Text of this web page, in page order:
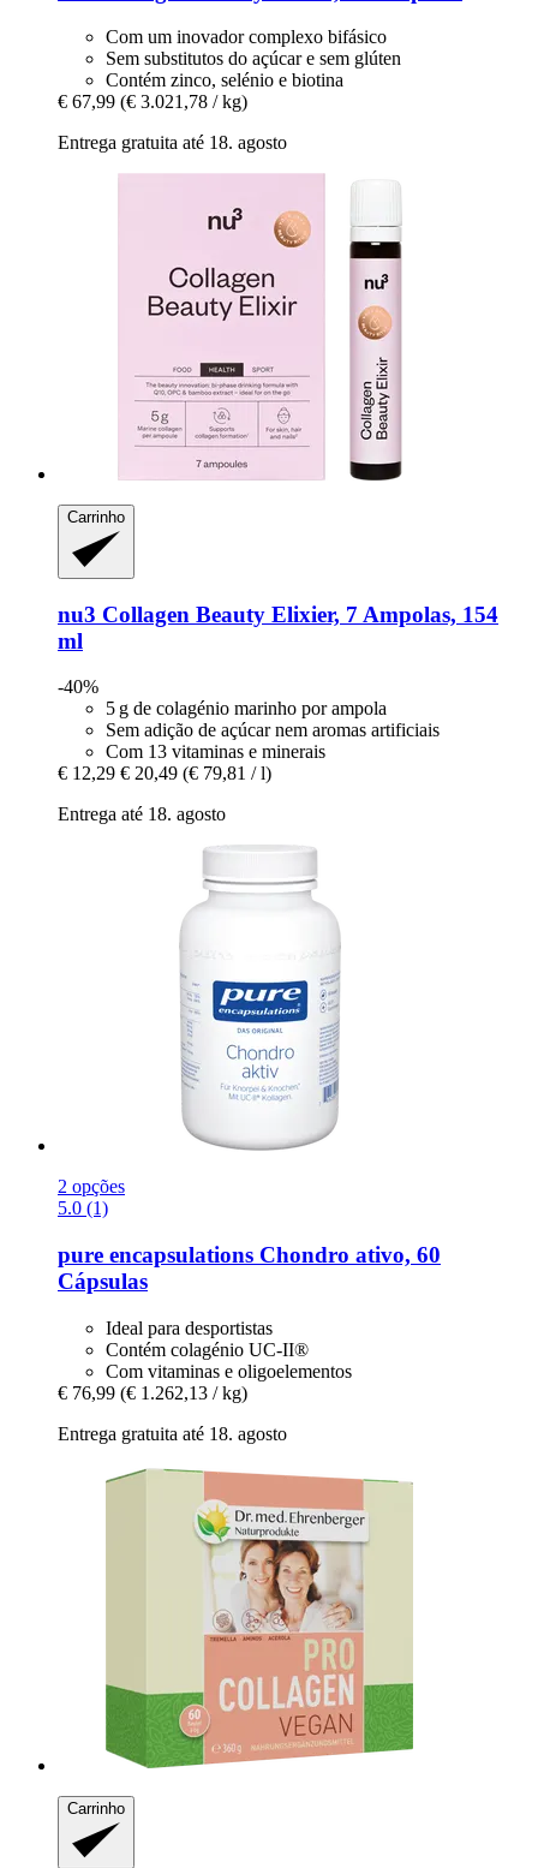
Com um inovador complexo bifásico
Sem substitutos do açúcar e sem glúten
Contém zinco, selénio e biotina
€ 67,99 (€ 3.021,78 / kg)
Entrega gratuita até 18. agosto
Carrinho
nu3 Collagen Beauty Elixier, 7 Ampolas, 154
ml
-40%
5 g de colagénio marinho por ampola
Sem adição de açúcar nem aromas artificiais
Com 13 vitaminas e minerais
€ 12,29 € 20,49 (€ 79,81 / l)
Entrega até 18. agosto
2 opções
5.0 (1)
pure encapsulations Chondro ativo, 60
Cápsulas
Ideal para desportistas
Contém colagénio UC-II®
Com vitaminas e oligoelementos
€ 76,99 (€ 1.262,13 / kg)
Entrega gratuita até 18. agosto
Carrinho